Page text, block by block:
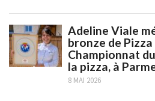
Adeline Viale
bronze de Pizza
Championnat
la pizza, à
8 MAI 2026